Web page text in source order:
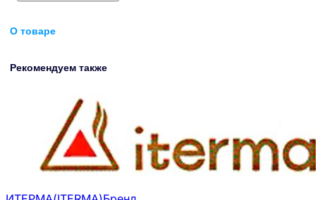
О товаре
Рекомендуем также